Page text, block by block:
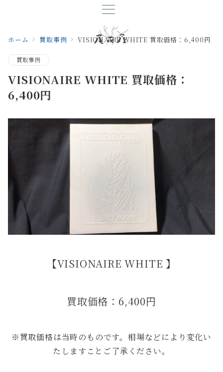
ホーム 買取事例 VISIONAIRE WHITE 買取価格：6,400円
買取事例
VISIONAIRE WHITE 買取価格：
6,400円
【VISIONAIRE WHITE 】
買取価格：6,400円
※買取価格は当時のものです。相場などにより変化い
たしますことご了承ください。